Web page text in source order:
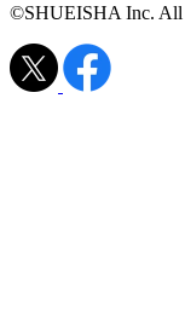
©SHUEISHA Inc. All